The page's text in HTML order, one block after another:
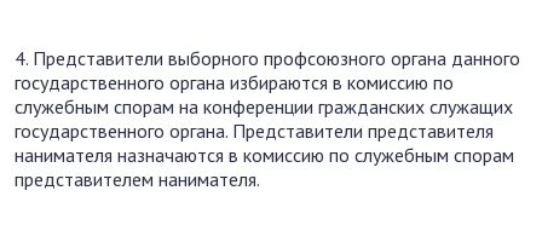
4. Представители выборного профсоюзного органа данного
государственного органа избираются в комиссию по
служебным спорам на конференции гражданских служащих
государственного органа. Представители представителя
нанимателя назначаются в комиссию по служебным спорам
представителем нанимателя.